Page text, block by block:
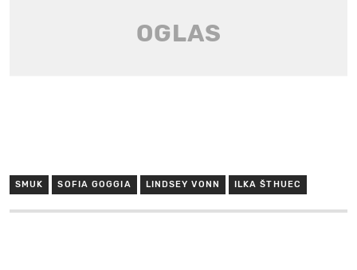
SMUK SOFIA GOGGIA LINDSEY VONN ILKA ŠTHUEC